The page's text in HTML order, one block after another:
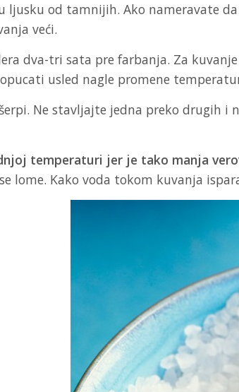
ljusku od tamnijih. Ako nameravate
veći.
dva-tri sata pre farbanja. Za
usled nagle promene
Ne stavljajte jedna preko drugih i
temperaturi jer je tako manja
lome. Kako voda tokom kuvanja